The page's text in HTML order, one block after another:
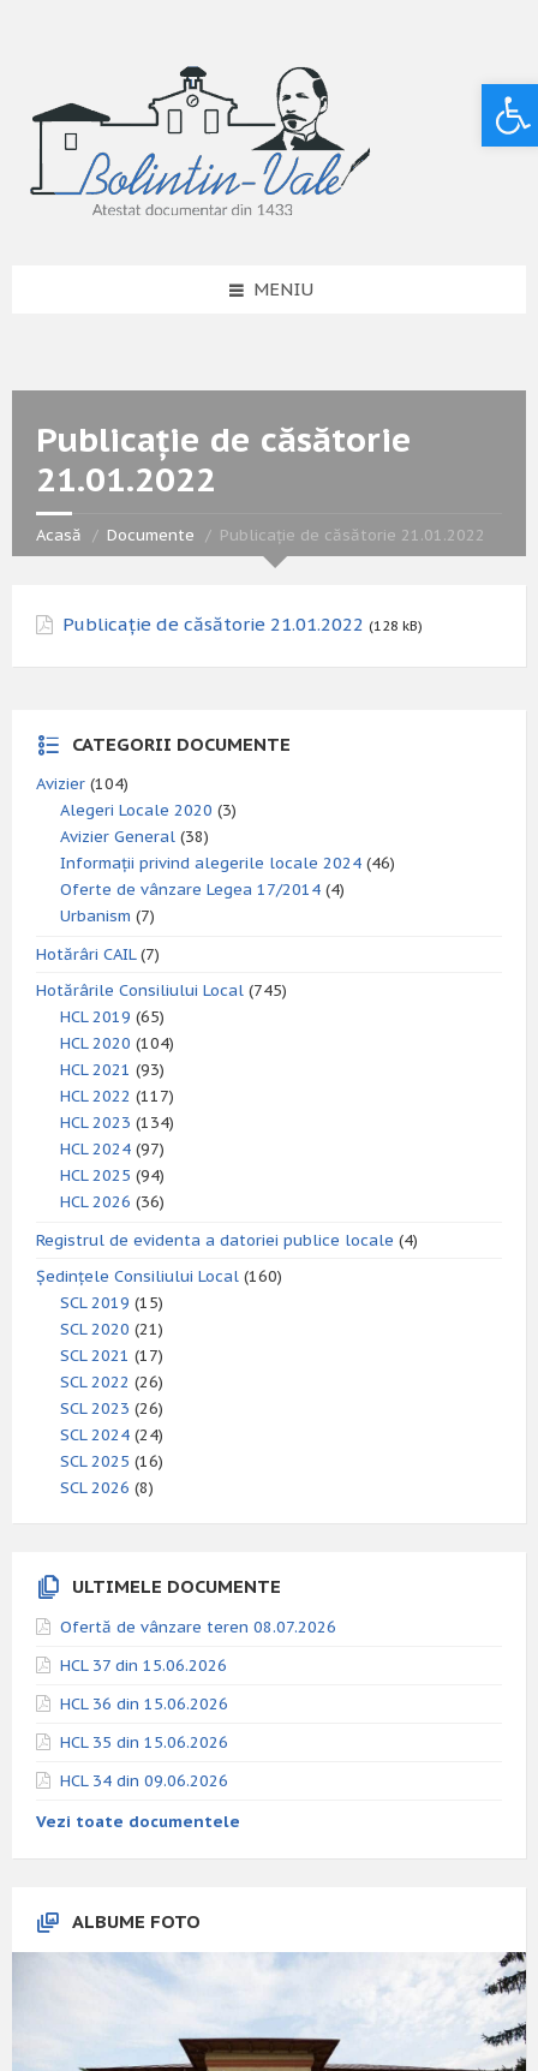
MENIU
Publicație de căsătorie
21.01.2022
Acasă Documente Publicație de căsătorie 21.01.2022
Publicație de căsătorie 21.01.2022 (128 kB)
CATEGORII DOCUMENTE
Avizier (104)
Alegeri Locale 2020 (3)
Avizier General (38)
Informații privind alegerile locale 2024 (46)
Oferte de vânzare Legea 17/2014 (4)
Urbanism (7)
Hotărâri CAIL(7)
Hotărârile Consiliului Local (745)
HCL 2019 (65)
HCL 2020 (104)
HCL 2021 (93)
HCL 2022 (117)
HCL 2023 (134)
HCL 2024 (97)
HCL 2025 (94)
HCL 2026 (36)
Registrul de evidenta a datoriei publice locale (4)
Ședințele Consiliului Local (160)
SCL 2019 (15)
SCL 2020 (21)
SCL 2021 (17)
SCL 2022 (26)
SCL 2023 (26)
SCL 2024 (24)
SCL 2025 (16)
SCL 2026 (8)
ULTIMELE DOCUMENTE
Ofertă de vânzare teren 08.07.2026
HCL 37 din 15.06.2026
HCL 36 din 15.06.2026
HCL 35 din 15.06.2026
HCL 34 din 09.06.2026
Vezi toate documentele
ALBUME FOTO
Deschide bara de unelte